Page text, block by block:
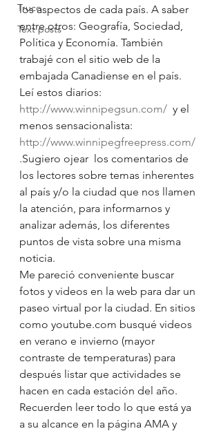
Truco
Text posts
los aspectos de cada país. A saber
entre otros: Geografía, Sociedad,
Política y Economía. También
trabajé con el sitio web de la
embajada Canadiense en el país.
Leí estos diarios:
http://www.winnipegsun.com/ y el
menos sensacionalista:
http://www.winnipegfreepress.com/
.Sugiero ojear  los comentarios de
los lectores sobre temas inherentes
al país y/o la ciudad que nos llamen
la atención, para informarnos y
analizar además, los diferentes
puntos de vista sobre una misma
noticia.
Me pareció conveniente buscar
fotos y videos en la web para dar un
paseo virtual por la ciudad. En sitios
como youtube.com busqué videos
en verano e invierno (mayor
contraste de temperaturas) para
después listar que actividades se
hacen en cada estación del año.
Recuerden leer todo lo que está ya
a su alcance en la página AMA y